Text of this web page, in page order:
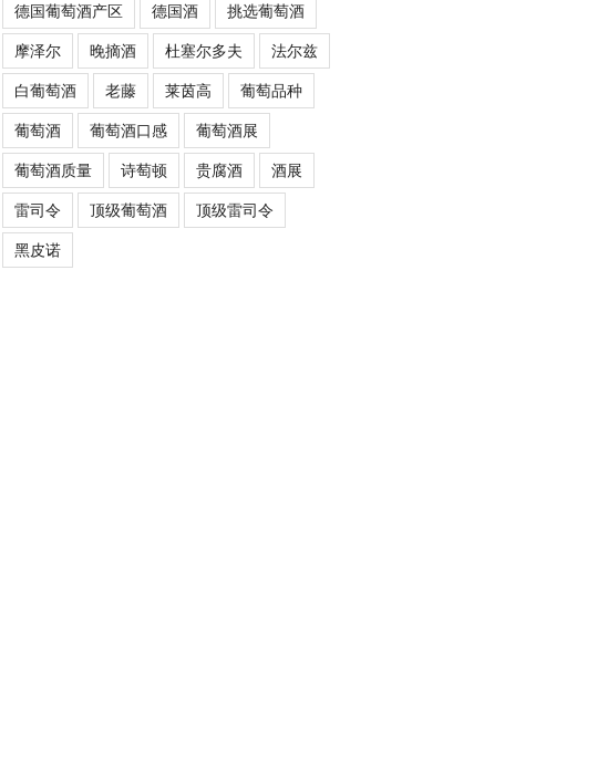
德国葡萄酒产区 德国酒 挑选葡萄酒
摩泽尔 晚摘酒 杜塞尔多夫 法尔兹
白葡萄酒 老藤 莱茵高 葡萄品种
葡萄酒 葡萄酒口感 葡萄酒展
葡萄酒质量 诗萄顿 贵腐酒 酒展
雷司令 顶级葡萄酒 顶级雷司令
黑皮诺